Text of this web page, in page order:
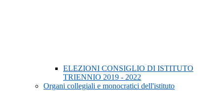
ELEZIONI CONSIGLIO DI ISTITUTO
TRIENNIO 2019 - 2022
Organi collegiali e monocratici dell'istituto